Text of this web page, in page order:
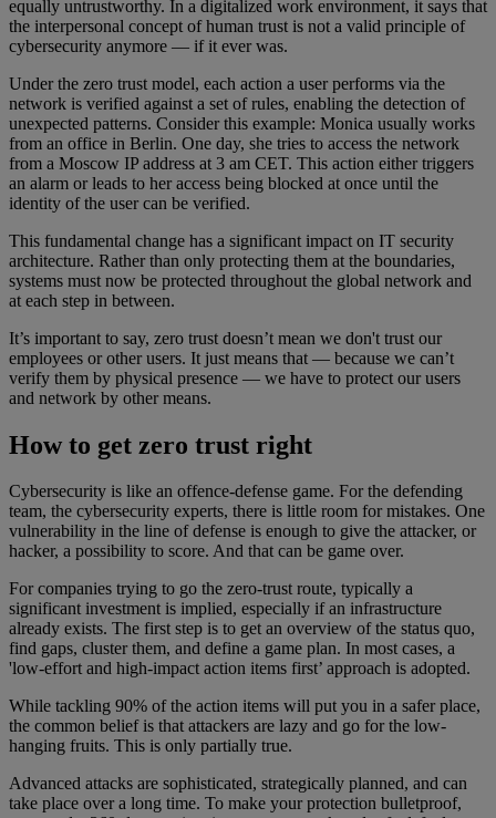
equally untrustworthy. In a digitalized work environment, it says that
the interpersonal concept of human trust is not a valid principle of
cybersecurity anymore — if it ever was.
Under the zero trust model, each action a user performs via the
network is verified against a set of rules, enabling the detection of
unexpected patterns. Consider this example: Monica usually works
from an office in Berlin. One day, she tries to access the network
from a Moscow IP address at 3 am CET. This action either triggers
an alarm or leads to her access being blocked at once until the
identity of the user can be verified.
This fundamental change has a significant impact on IT security
architecture. Rather than only protecting them at the boundaries,
systems must now be protected throughout the global network and
at each step in between.
It’s important to say, zero trust doesn’t mean we don't trust our
employees or other users. It just means that — because we can’t
verify them by physical presence — we have to protect our users
and network by other means.
How to get zero trust right
Cybersecurity is like an offence-defense game. For the defending
team, the cybersecurity experts, there is little room for mistakes. One
vulnerability in the line of defense is enough to give the attacker, or
hacker, a possibility to score. And that can be game over.
For companies trying to go the zero-trust route, typically a
significant investment is implied, especially if an infrastructure
already exists. The first step is to get an overview of the status quo,
find gaps, cluster them, and define a game plan. In most cases, a
'low-effort and high-impact action items first’ approach is adopted.
While tackling 90% of the action items will put you in a safer place,
the common belief is that attackers are lazy and go for the low-
hanging fruits. This is only partially true.
Advanced attacks are sophisticated, strategically planned, and can
take place over a long time. To make your protection bulletproof,